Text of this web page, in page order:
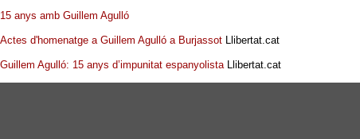
15 anys amb Guillem Agulló
Actes d'homenatge a Guillem Agulló a Burjassot Llibertat.cat
Guillem Agulló: 15 anys d’impunitat espanyolistaLlibertat.cat